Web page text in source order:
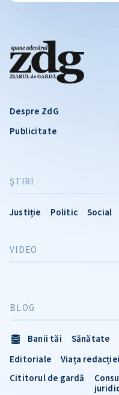
Despre ZdG
Publicitate
ŞTIRI
Justiție Politic Social
VIDEO
BLOG
Banii tăi Sănătate
Editoriale
Viața redacției
Cititorul de gardă